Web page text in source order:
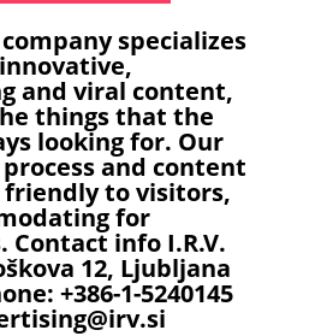
company specializes
and viral content,
things that the
looking for. Our
and content
friendly to visitors,
for
Contact info I.R.V.
12, Ljubljana
+386-1-5240145